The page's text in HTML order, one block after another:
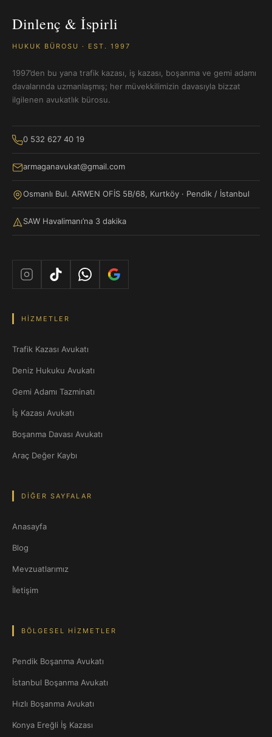
Dinlenç & İspirli
HUKUK BÜROSU · EST. 1997
1997’den bu yana trafik kazası, iş kazası, boşanma ve gemi adamı
davalarında uzmanlaşmış; her müvekkilimizin davasıyla bizzat
ilgilenen avukatlık bürosu.
0 532 627 40 19
armaganavukat@gmail.com
Osmanlı Bul. ARWEN OFİS 5B/68, Kurtköy · Pendik / İstanbul
SAW Havalimanı’na 3 dakika
HIZMETLER
Trafik Kazası Avukatı
Deniz Hukuku Avukatı
Gemi Adamı Tazminatı
İş Kazası Avukatı
Boşanma Davası Avukatı
Araç Değer Kaybı
DIĞER SAYFALAR
Anasayfa
Blog
Mevzuatlarımız
İletişim
BÖLGESEL HIZMETLER
Pendik Boşanma Avukatı
İstanbul Boşanma Avukatı
Hızlı Boşanma Avukatı
Konya Ereğli İş Kazası